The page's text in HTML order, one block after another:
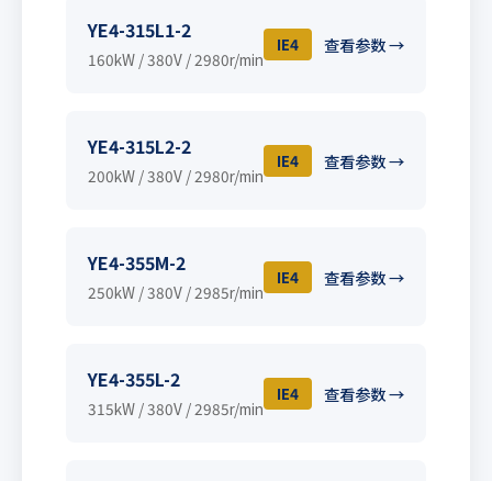
YE4-315L1-2
160kW / 380V / 2980r/min
IE4 查看参数 →
YE4-315L2-2
200kW / 380V / 2980r/min
IE4 查看参数 →
YE4-355M-2
250kW / 380V / 2985r/min
IE4 查看参数 →
YE4-355L-2
315kW / 380V / 2985r/min
IE4 查看参数 →